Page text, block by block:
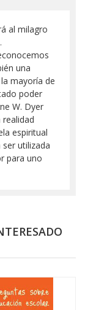
al milagro
una
mayoría de
poder
W. Dyer
espiritual
utilizada
para uno